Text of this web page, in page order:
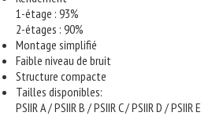
1-étage : 93%
2-étages : 90%
Montage simplifié
Faible niveau de bruit
Structure compacte
Tailles disponibles:
PSIIR A / PSIIR B / PSIIR C / PSIIR D / PSIIR E